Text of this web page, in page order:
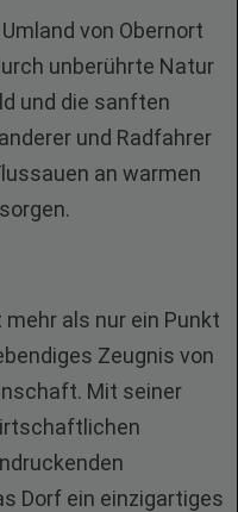
von Obernort
unberührte Natur
und die sanften
und Radfahrer
an warmen
als nur ein Punkt
Zeugnis von
Mit seiner
Dorf ein einzigartiges